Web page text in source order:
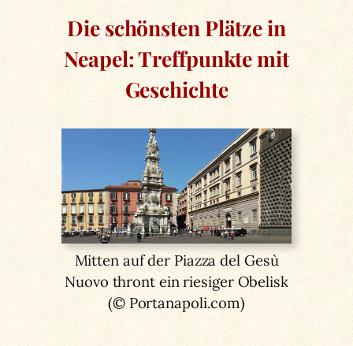
Die schönsten Plätze in
Neapel: Treffpunkte mit
Geschichte
Mitten auf der Piazza del Gesù
Nuovo thront ein riesiger Obelisk
(© Portanapoli.com)